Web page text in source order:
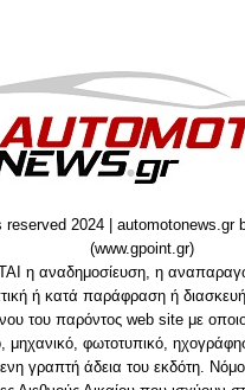
2024 | automotonews.gr
(www.gpoint.gr)
η αναδημοσίευση, η
ή κατά παράφραση ή
του παρόντος web site με
μηχανικό, φωτοτυπικό,
γραπτή άδεια του εκδότη.